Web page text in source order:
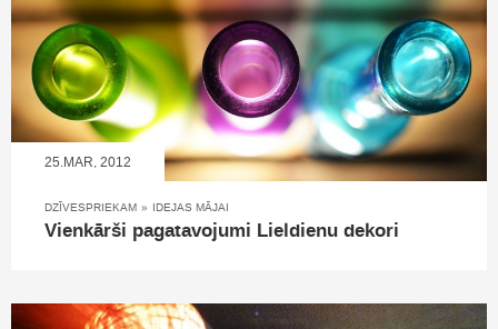
25.MAR, 2012
DZĪVESPRIEKAM » IDEJAS MĀJAI
Vienkārši pagatavojumi Lieldienu dekori